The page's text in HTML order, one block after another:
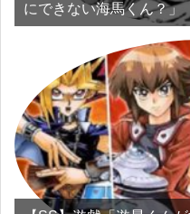
にできない海馬くん？」